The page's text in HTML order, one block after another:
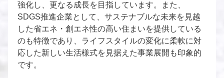
強化し、更なる成長を目指しています。また、
SDGS推進企業として、サステナブルな未来を見越
した省エネ・創エネ性の高い住まいを提供している
のも特徴であり、ライフスタイルの変化に柔軟に対
応した新しい生活様式を見据えた事業展開も印象的
です。